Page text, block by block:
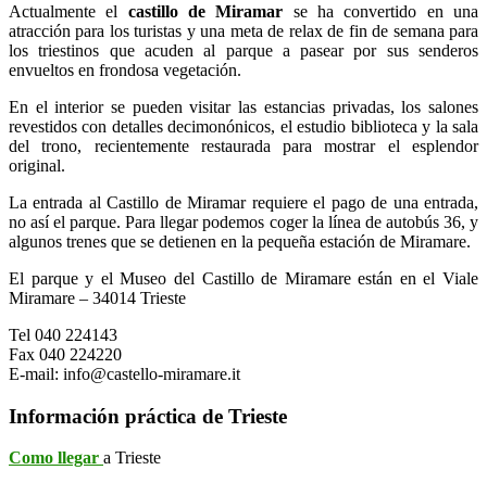
Actualmente el castillo de Miramar se ha convertido en una
atracción para los turistas y una meta de relax de fin de semana para
los triestinos que acuden al parque a pasear por sus senderos
envueltos en frondosa vegetación.
En el interior se pueden visitar las estancias privadas, los salones
revestidos con detalles decimonónicos, el estudio biblioteca y la sala
del trono, recientemente restaurada para mostrar el esplendor
original.
La entrada al Castillo de Miramar requiere el pago de una entrada,
no así el parque. Para llegar podemos coger la línea de autobús 36, y
algunos trenes que se detienen en la pequeña estación de Miramare.
El parque y el Museo del Castillo de Miramare están en el Viale
Miramare – 34014 Trieste
Tel 040 224143
Fax 040 224220
E-mail: info@castello-miramare.it
Información práctica de Trieste
Como llegar a Trieste